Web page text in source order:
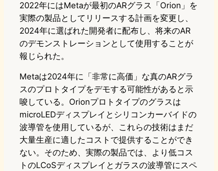
2022年にはMetaが最初のARグラス「Orion」を
実際の製品としてリリースする計画を変更し、
2024年に選ばれた開発者に配布し、将来のAR
のデモンストレーションとして使用することが
報じられた。
Metaは2024年に「非常に高価」な真のARグラ
スのプロトタイプをデモする可能性があると示
唆している。Orionプロトタイプのグラスは
microLEDディスプレイとシリコンカーバイドの
波導管を使用しているが、これらの技術はまだ
大量生産に適したコストで提供することができ
ない。そのため、実際の製品では、より低コス
トのLCoSディスプレイとガラスの波導管にスペ